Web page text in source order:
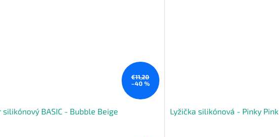
€11,20
–40 %
silikónový BASIC - Bubble Beige Lyžička silikónová - Pinky Pink